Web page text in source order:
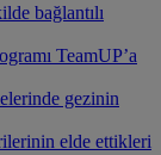
bağlantılı
TeamUP’a
gezinin
elde ettikleri